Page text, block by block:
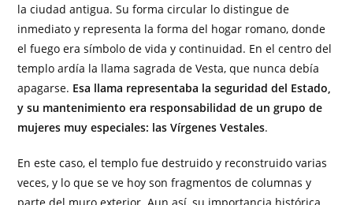
la ciudad antigua. Su forma circular lo distingue de
inmediato y representa la forma del hogar romano, donde
el fuego era símbolo de vida y continuidad. En el centro del
templo ardía la llama sagrada de Vesta, que nunca debía
apagarse. Esa llama representaba la seguridad del Estado,
y su mantenimiento era responsabilidad de un grupo de
mujeres muy especiales: las Vírgenes Vestales.
En este caso, el templo fue destruido y reconstruido varias
veces, y lo que se ve hoy son fragmentos de columnas y
parte del muro exterior. Aun así, su importancia histórica